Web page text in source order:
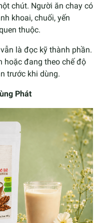
chút. Người ăn chay có
khoai, chuối, yến
thuộc.
là đọc kỹ thành phần.
hoặc đang theo chế độ
trước khi dùng.
Phát